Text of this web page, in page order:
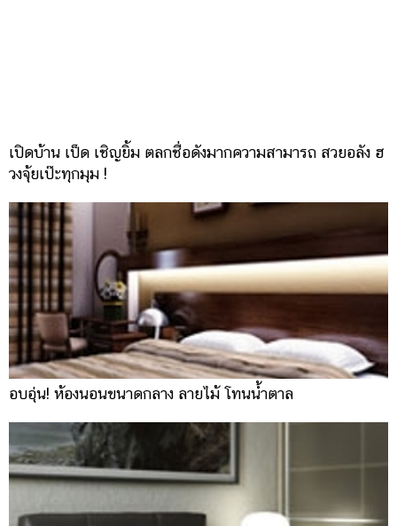
เปิดบ้าน เป็ด เชิญยิ้ม ตลกชื่อดังมากความสามารถ สวยอลัง ฮ
วงจุ้ยเป๊ะทุกมุม !
อบอุ่น! ห้องนอนขนาดกลาง ลายไม้ โทนน้ำตาล